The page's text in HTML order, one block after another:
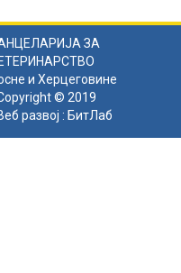
ЗА
и Херцеговине
© 2019
развој : БитЛаб